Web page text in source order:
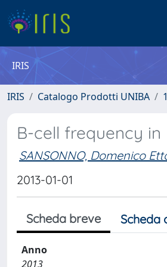
IRIS
IRIS Catalogo Prodotti UNIBA
B-cell frequency
SANSONNO, Domenico
2013-01-01
Scheda breve Scheda
Anno
2013